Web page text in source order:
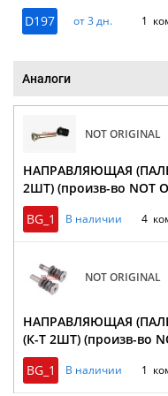
D197 от 3 дн. 1
Аналоги
NOT ORIGINAL
НАПРАВЛЯЮЩАЯ
2ШТ) (произв-во NOT
BG_1
В наличии 4
NOT ORIGINAL
НАПРАВЛЯЮЩАЯ
(К-Т 2ШТ) (произв-во
BG_1
В наличии 1